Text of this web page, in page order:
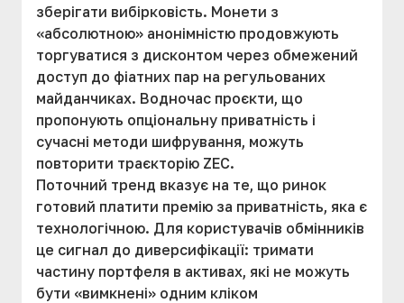
зберігати вибірковість. Монети з
«абсолютною» анонімністю продовжують
торгуватися з дисконтом через обмежений
доступ до фіатних пар на регульованих
майданчиках. Водночас проєкти, що
пропонують опціональну приватність і
сучасні методи шифрування, можуть
повторити траєкторію ZEC.
Поточний тренд вказує на те, що ринок
готовий платити премію за приватність, яка є
технологічною. Для користувачів обмінників
це сигнал до диверсифікації: тримати
частину портфеля в активах, які не можуть
бути «вимкнені» одним кліком